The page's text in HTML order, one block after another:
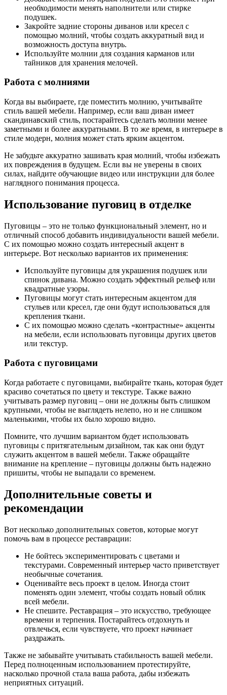
необходимости менять наполнители или стирке
подушек.
Закройте задние стороны диванов или кресел с
помощью молний, чтобы создать аккуратный вид и
возможность доступа внутрь.
Используйте молнии для создания карманов или
тайников для хранения мелочей.
Работа с молниями
Когда вы выбираете, где поместить молнию, учитывайте
стиль вашей мебели. Например, если ваш диван имеет
скандинавский стиль, постарайтесь сделать молнии менее
заметными и более аккуратными. В то же время, в интерьере в
стиле модерн, молния может стать ярким акцентом.
Не забудьте аккуратно зашивать края молний, чтобы избежать
их повреждения в будущем. Если вы не уверены в своих
силах, найдите обучающие видео или инструкции для более
наглядного понимания процесса.
Использование пуговиц в отделке
Пуговицы – это не только функциональный элемент, но и
отличный способ добавить индивидуальности вашей мебели.
С их помощью можно создать интересный акцент в
интерьере. Вот несколько вариантов их применения:
Используйте пуговицы для украшения подушек или
спинок дивана. Можно создать эффектный рельеф или
квадратные узоры.
Пуговицы могут стать интересным акцентом для
стульев или кресел, где они будут использоваться для
крепления ткани.
С их помощью можно сделать «контрастные» акценты
на мебели, если использовать пуговицы других цветов
или текстур.
Работа с пуговицами
Когда работаете с пуговицами, выбирайте ткань, которая будет
красиво сочетаться по цвету и текстуре. Также важно
учитывать размер пуговиц – они не должны быть слишком
крупными, чтобы не выглядеть нелепо, но и не слишком
маленькими, чтобы их было хорошо видно.
Помните, что лучшим вариантом будет использовать
пуговицы с притягательным дизайном, так как они будут
служить акцентом в вашей мебели. Также обращайте
внимание на крепление – пуговицы должны быть надежно
пришиты, чтобы не выпадали со временем.
Дополнительные советы и
рекомендации
Вот несколько дополнительных советов, которые могут
помочь вам в процессе реставрации:
Не бойтесь экспериментировать с цветами и
текстурами. Современный интерьер часто приветствует
необычные сочетания.
Оценивайте весь проект в целом. Иногда стоит
поменять один элемент, чтобы создать новый облик
всей мебели.
Не спешите. Реставрация – это искусство, требующее
времени и терпения. Постарайтесь отдохнуть и
отвлечься, если чувствуете, что проект начинает
раздражать.
Также не забывайте учитывать стабильность вашей мебели.
Перед полноценным использованием протестируйте,
насколько прочной стала ваша работа, дабы избежать
неприятных ситуаций.